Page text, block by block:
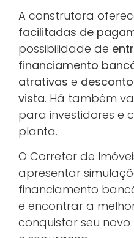
A construtora
facilitadas de
possibilidade de
financiamento
atrativas e
vista. Há também
para investidores e
planta.
O Corretor de
apresentar
financiamento
e encontrar a
conquistar seu